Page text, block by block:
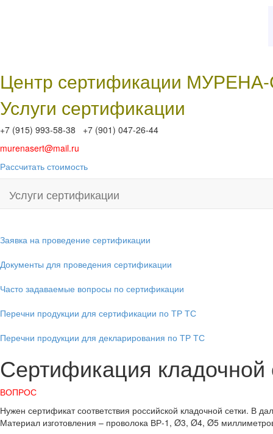
Центр сертификации
Услуги сертификации
+7 (915) 993-58-38 +7 (901) 047-26-44
murenasert@mail.ru
Рассчитать стоимость
Услуги сертификации
Заявка на проведение сертификации
Документы для проведения сертификации
Часто задаваемые вопросы по сертификации
Перечни продукции для сертификации по ТР ТС
Перечни продукции для декларирования по ТР ТС
Сертификация кладочной
ВОПРОС
Нужен сертификат соответствия российской кладочной сетки.
Материал изготовления – проволока ВР-1, Ø3, Ø4, Ø5